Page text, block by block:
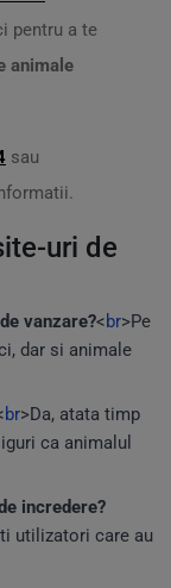
pentru a te
animale
sau
uri de
vanzare?<br>Pe
dar si animale
br>Da, atata timp
ca animalul
incredere?
utilizatori care au